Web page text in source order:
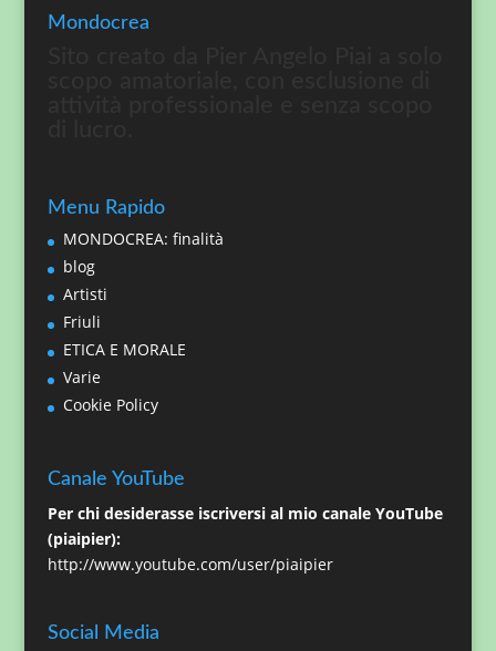
Mondocrea
Menu Rapido
MONDOCREA: finalità
blog
Artisti
Friuli
ETICA E MORALE
Varie
Cookie Policy
Canale YouTube
Per chi desiderasse iscriversi al mio canale YouTube
(piaipier):
http://www.youtube.com/user/piaipier
Social Media